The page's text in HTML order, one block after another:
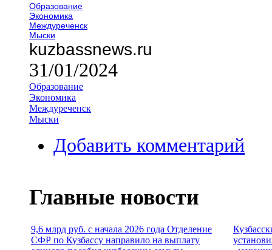
Образование
Экономика
Междуреченск
Мыски
kuzbassnews.ru
31/01/2024
Образование
Экономика
Междуреченск
Мыски
Добавить комментарий
Главные новости
9,6 млрд руб. с начала 2026 года Отделение
СФР по Кузбассу направило на выплату